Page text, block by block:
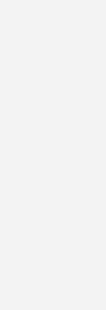
mit viel
Leistung wurde so
Flexibilität bei der
zu vier MPP-Tracker, so dass
Richtungen installiert